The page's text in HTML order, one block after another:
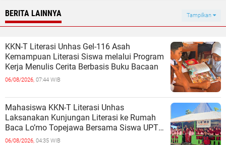
BERITA LAINNYA Tampilkan
KKN-T Literasi Unhas Gel-116 Asah
Kemampuan Literasi Siswa melalui Program
Kerja Menulis Cerita Berbasis Buku Bacaan
06/08/2026, 07:44 WIB
Mahasiswa KKN-T Literasi Unhas
Laksanakan Kunjungan Literasi ke Rumah
Baca Lo’mo Topejawa Bersama Siswa UPT
SDN 66 Kajang
06/08/2026, 04:35 WIB